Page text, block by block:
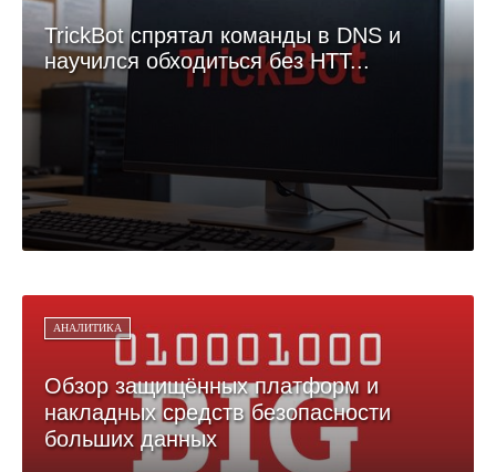
TrickBot спрятал команды в DNS и
научился обходиться без HTT...
АНАЛИТИКА
Обзор защищённых платформ и
накладных средств безопасности
больших данных